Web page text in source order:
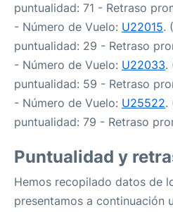
puntualidad: 71 - Retraso
- Número de Vuelo: U22015.
puntualidad: 29 - Retraso
- Número de Vuelo: U22033.
puntualidad: 59 - Retraso
- Número de Vuelo: U25522.
puntualidad: 79 - Retraso
Puntualidad y
Hemos recopilado datos de
presentamos a continuación